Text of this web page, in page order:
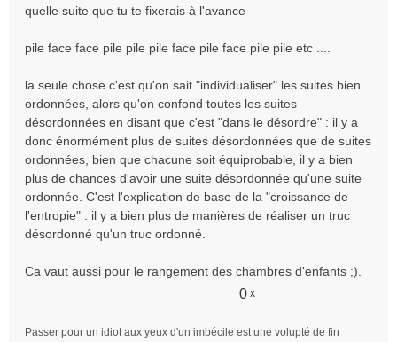
quelle suite que tu te fixerais à l'avance
pile face face pile pile pile face pile face pile pile etc ....
la seule chose c'est qu'on sait "individualiser" les suites bien
ordonnées, alors qu'on confond toutes les suites
désordonnées en disant que c'est "dans le désordre" : il y a
donc énormément plus de suites désordonnées que de suites
ordonnées, bien que chacune soit équiprobable, il y a bien
plus de chances d'avoir une suite désordonnée qu'une suite
ordonnée. C'est l'explication de base de la "croissance de
l'entropie" : il y a bien plus de manières de réaliser un truc
désordonné qu'un truc ordonné.
Ca vaut aussi pour le rangement des chambres d'enfants ;).
0 x
Passer pour un idiot aux yeux d'un imbécile est une volupté de fin